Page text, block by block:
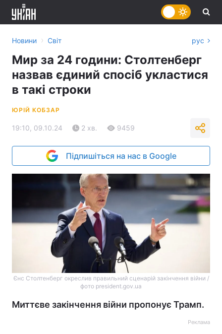
Новини › Світ рус
Мир за 24 години: Столтенберг
назвав єдиний спосіб укластися
в такі строки
ЮРІЙ КОБЗАР
19:10, 09.10.24 2 хв. 9459
Підпишіться на нас в Google
Єнс Столтенберг окреслив правильний сценарій закінчення війни /
фото president.gov.ua
Миттєве закінчення війни пропонує Трамп.
Реклама